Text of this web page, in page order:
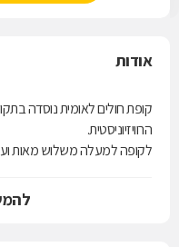
אודות
הרוויזיוניסטית.
לקופה למעלה משלוש מאות